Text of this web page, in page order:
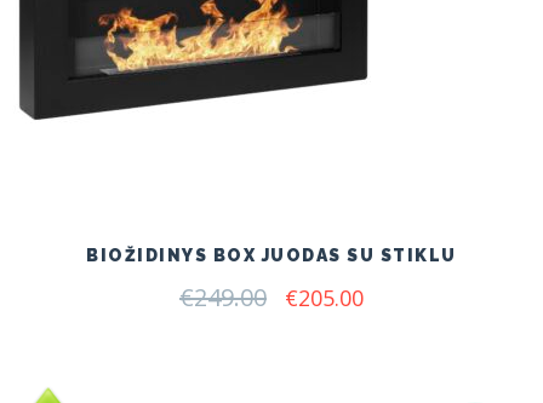
BIOŽIDINYS BOX JUODAS SU STIKLU
€249.00 Original
€205.00Current